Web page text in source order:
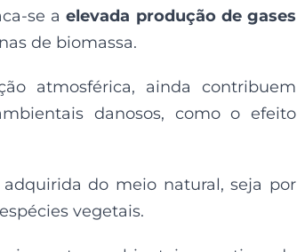
se a elevada produção de gases
de biomassa.
atmosférica, ainda contribuem
danosos, como o efeito
do meio natural, seja por
vegetais.